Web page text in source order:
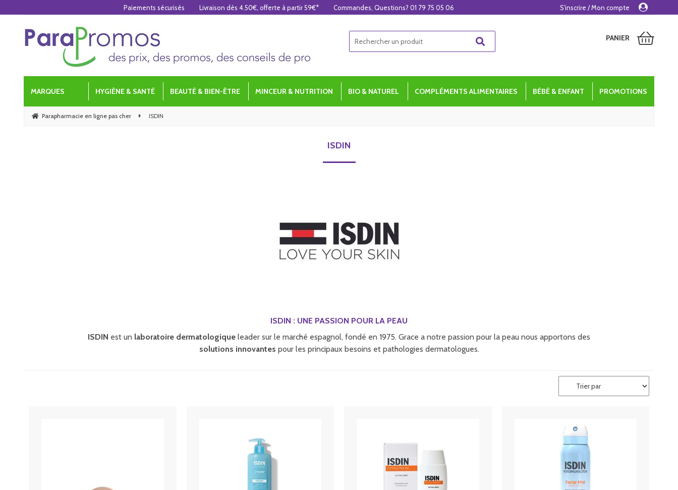
PANIER
MARQUES HYGIÈNE & SANTÉ BEAUTÉ & BIEN-ÊTRE MINCEUR & NUTRITION BIO & NATUREL COMPLÉMENTS ALIMENTAIRES BÉBÉ & ENFANT PROMOTIONS
Parapharmacie en ligne pas cher ISDIN
ISDIN
ISDIN : UNE PASSION POUR LA PEAU
ISDIN est un laboratoire dermatologique leader sur le marché espagnol, fondé en 1975. Grace a notre passion pour la peau nous apportons des
solutions innovantes pour les principaux besoins et pathologies dermatologues.
Paiements sécurisés Livraison dès 4.50€, offerte à partir 59€* Commandes, Questions? 01 79 75 05 06 S'inscrire / Mon compte